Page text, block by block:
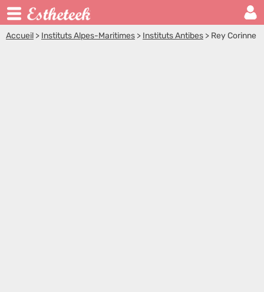
Accueil > Instituts Alpes-Maritimes > Instituts Antibes > Rey Corinne